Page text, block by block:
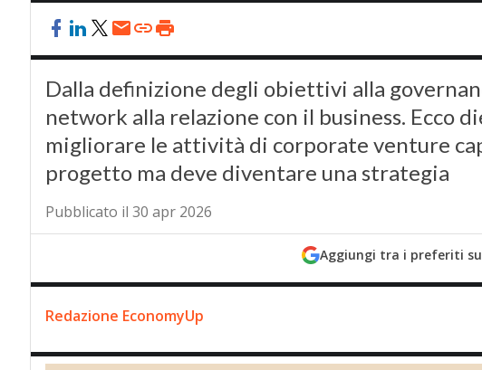
Dalla definizione degli obiettivi alla
network alla relazione con il business. Ecco
migliorare le attività di corporate venture
progetto ma deve diventare una strategia
Pubblicato il 30 apr 2026
Aggiungi tra i preferiti
Redazione EconomyUp